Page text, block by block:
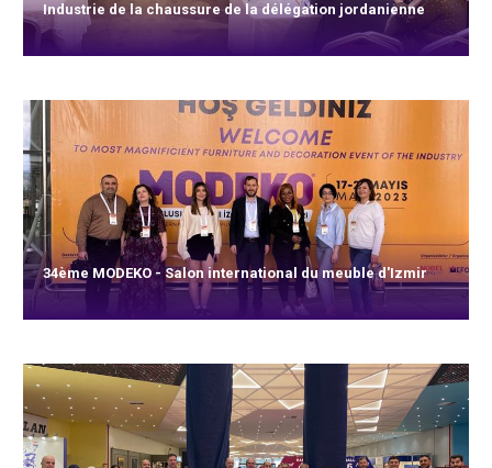
Industrie de la chaussure de la délégation jordanienne
34ème MODEKO - Salon international du meuble d'Izmir